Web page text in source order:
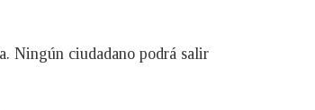
Ningún ciudadano podrá salir